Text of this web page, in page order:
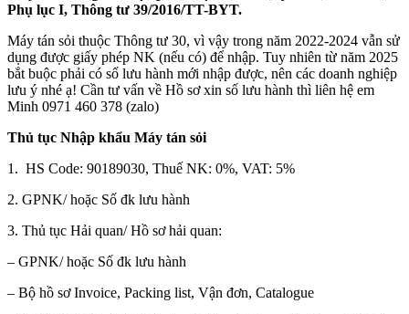
Phụ lục I, Thông tư 39/2016/TT-BYT.
Máy tán sỏi thuộc Thông tư 30, vì vậy trong năm 2022-2024 vẫn sử
dụng được giấy phép NK (nếu có) để nhập. Tuy nhiên từ năm 2025
bắt buộc phải có số lưu hành mới nhập được, nên các doanh nghiệp
lưu ý nhé ạ! Cần tư vấn về Hồ sơ xin số lưu hành thì liên hệ em
Minh 0971 460 378 (zalo)
Thủ tục Nhập khẩu Máy tán sỏi
1. HS Code: 90189030, Thuế NK: 0%, VAT: 5%
2. GPNK/ hoặc Số đk lưu hành
3. Thủ tục Hải quan/ Hồ sơ hải quan:
– GPNK/ hoặc Số đk lưu hành
– Bộ hồ sơ Invoice, Packing list, Vận đơn, Catalogue